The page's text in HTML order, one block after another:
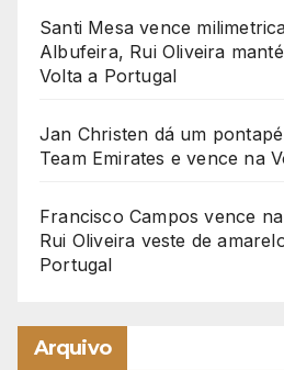
Santi Mesa vence
Albufeira, Rui Oliveira
Volta a Portugal
Jan Christen dá um
Team Emirates e vence na
Francisco Campos vence
Rui Oliveira veste de
Portugal
Arquivo